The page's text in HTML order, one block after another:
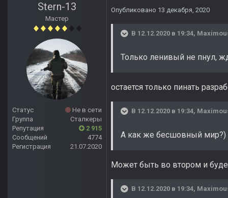
Stern-13
Мастер
Статус
Не в сети
Группа
Сталкеры
Репутация
2 915
Сообщений
4774
Регистрация
21.07.2020
Опубликовано 13 декабря, 2020
В 12.12.2020 в 19:34,
Только ленивый не пнул,
остается только пинать
В 12.12.2020 в 19:34,
А как же бесшовный мир?)
Может быть во втором и
В 12.12.2020 в 19:34,